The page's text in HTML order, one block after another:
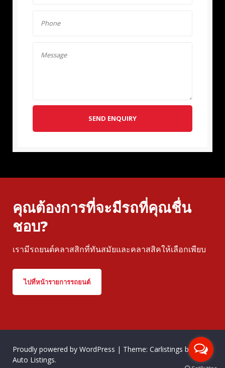
SEND ENQUIRY
คุณต้องการที่จะมีรถที่คุณชื่น
ชอบ?
เรามีรถยนต์คลาสสิกที่ทันสมัยและคลาสสิคให้เลือกเพียบ
ไปที่หน้ารายการรถยนต์
Proudly powered by WordPress | Theme: Carlistings byWP
Auto Listings.